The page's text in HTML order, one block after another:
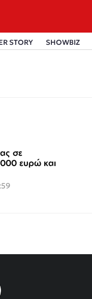
STORY SHOWBIZ
σε
ευρώ και